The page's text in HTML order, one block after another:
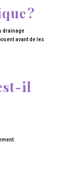
?
drainage
avant de les
il